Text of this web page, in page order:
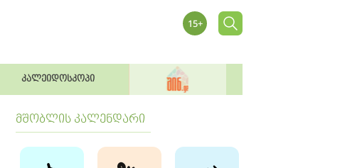
კალეიდოსკოპი
მშობლის კალენდარი